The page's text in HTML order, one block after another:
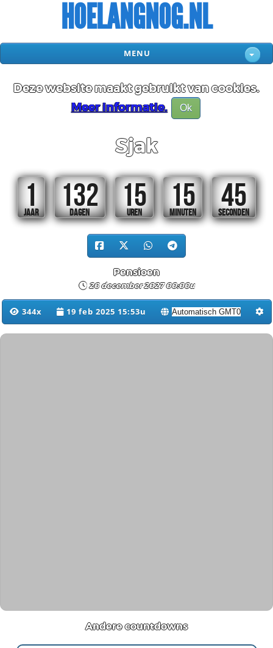
HOELANGNOG.NL
MENU
Deze website maakt gebruikt van cookies.
Meer informatie.
Ok
Sjak
1
JAAR
132
DAGEN
15
UREN
15
MINUTEN
45
SECONDEN
Pensioen
20 december 2027 00:00u
344x 19 feb 2025 15:53u
Andere countdowns